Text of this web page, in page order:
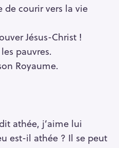
de courir vers la vie
Jésus-Christ !
pauvres.
Royaume.
athée, j’aime lui
est-il athée ? Il se peut